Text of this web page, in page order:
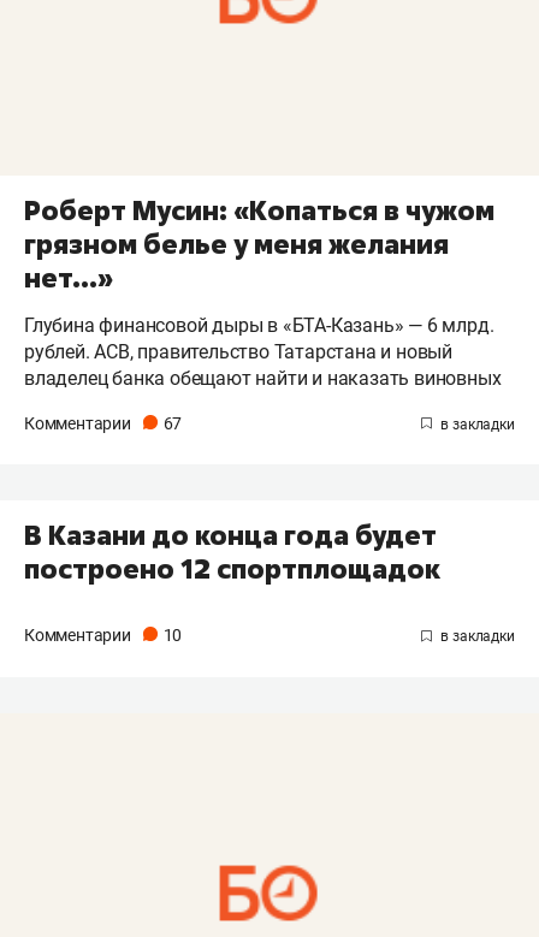
Роберт Мусин: «Копаться в чужом
грязном белье у меня желания
нет...»
Глубина финансовой дыры в «БТА-Казань» — 6 млрд.
рублей. АСВ, правительство Татарстана и новый
владелец банка обещают найти и наказать виновных
Комментарии 67
В Казани до конца года будет
построено 12 спортплощадок
Комментарии 10